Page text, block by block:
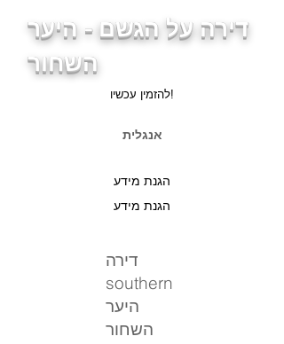
להזמין עכשיו!
דירה על הגשם - היער
השחור
אנגלית
הגנת מידע
הגנת מידע
דירה
southern
היער
השחור